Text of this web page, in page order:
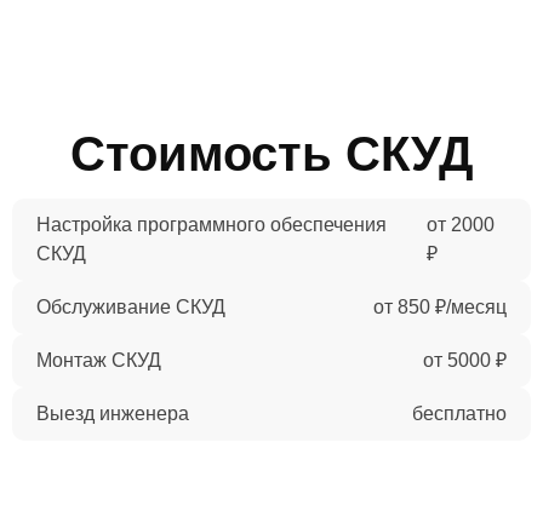
Стоимость СКУД
Настройка программного обеспечения
СКУД
от 2000
₽
Обслуживание СКУД от 850 ₽/месяц
Монтаж СКУД от 5000 ₽
Выезд инженера бесплатно